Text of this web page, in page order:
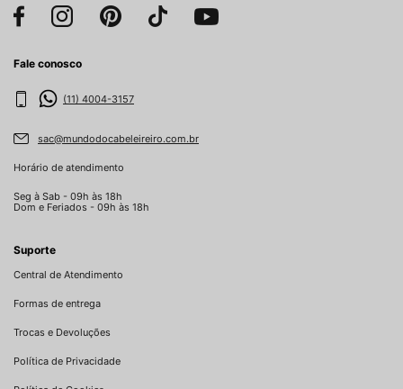
Fale conosco
(11) 4004-3157
sac@mundodocabeleireiro.com.br
Horário de atendimento
Seg à Sab - 09h às 18h
Dom e Feriados - 09h às 18h
Suporte
Central de Atendimento
Formas de entrega
Trocas e Devoluções
Política de Privacidade